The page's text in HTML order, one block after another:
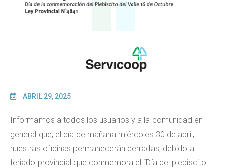
ABRIL 29, 2025
Informamos a todos los usuarios y a la comunidad en
general que, el día de mañana miércoles 30 de abril,
nuestras oficinas permanecerán cerradas, debido al
feriado provincial que conmemora el “Día del plebiscito